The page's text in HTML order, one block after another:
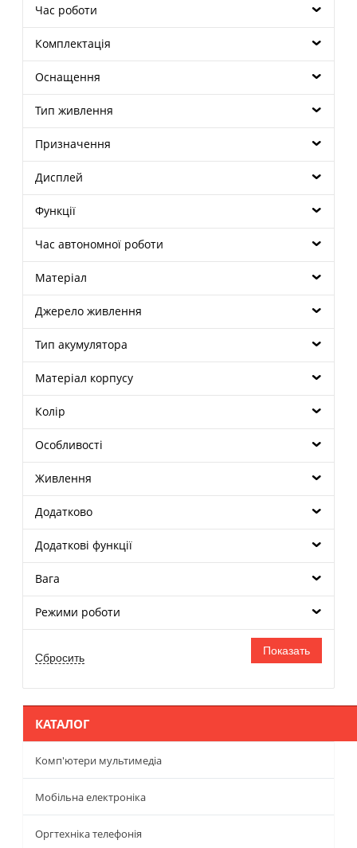
Час роботи
Комплектація
Оснащення
Тип живлення
Призначення
Дисплей
Функції
Час автономної роботи
Матеріал
Джерело живлення
Тип акумулятора
Матеріал корпусу
Колір
Особливості
Живлення
Додатково
Додаткові функції
Вага
Режими роботи
КАТАЛОГ
Комп'ютери мультимедіа
Мобільна електроніка
Оргтехніка телефонія